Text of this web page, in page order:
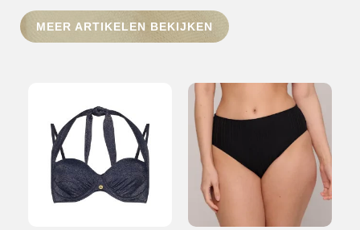
HOME
SHOP
MERKEN
NIEUWS
CONTACT
MEER ARTIKELEN BEKIJKEN